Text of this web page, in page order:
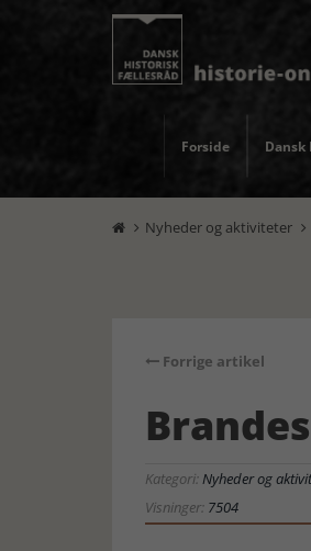
Forside
 Nyheder og aktiviteter 
Forrige artikel
Kategori:Nyheder og
Visninger: 7504